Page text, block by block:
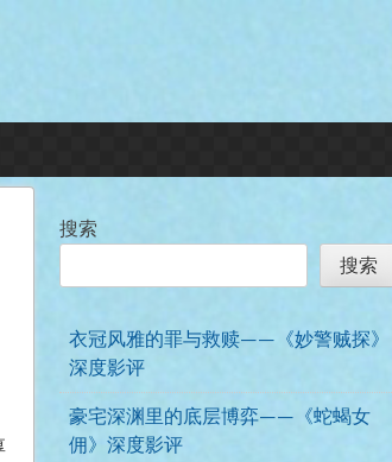
搜索
搜索
衣冠风雅的罪与救赎——《妙警贼探》
深度影评
豪宅深渊里的底层博弈——《蛇蝎女
佣》深度影评